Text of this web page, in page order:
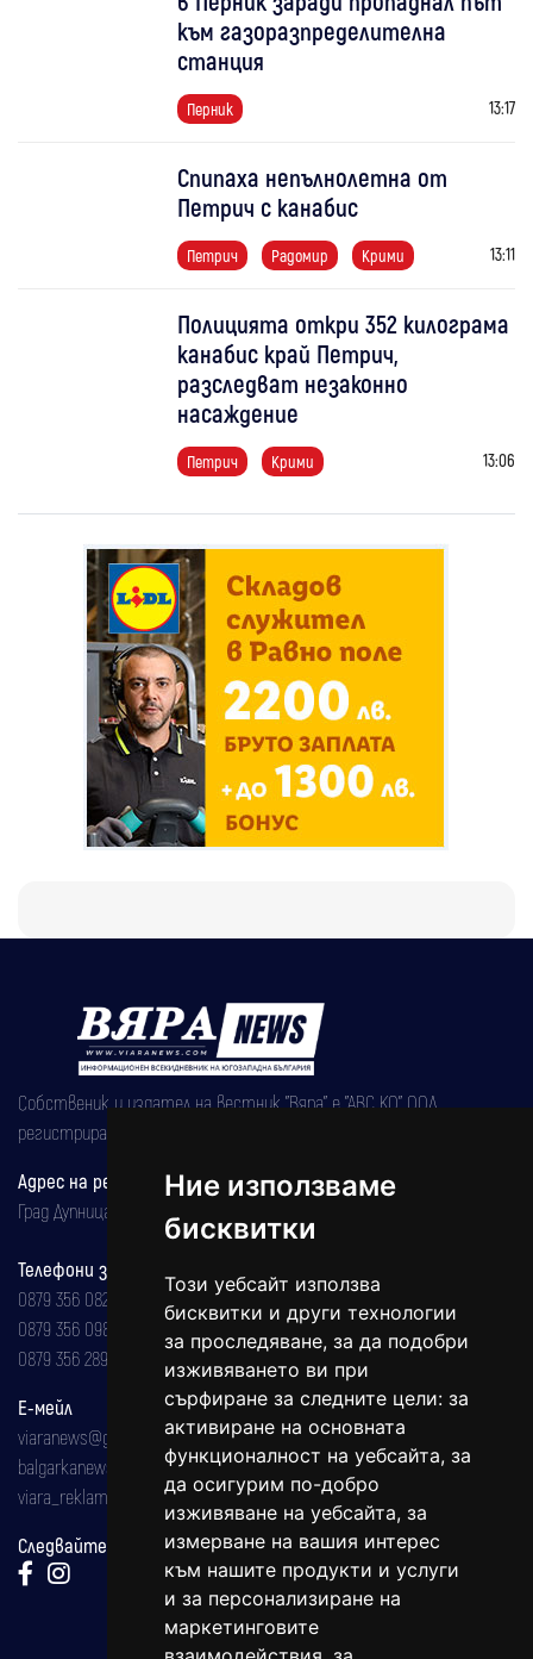
Ние използваме
бисквитки
Този уебсайт използва
бисквитки и други технологии
за проследяване, за да подобри
изживяването ви при
сърфиране за следните цели: за
активиране на основната
функционалност на уебсайта, за
да осигурим по-добро
изживяване на уебсайта, за
измерване на вашия интерес
към нашите продукти и услуги
и за персонализиране на
маркетинговите
към газоразпределителна
станция
Перник 13:17
Спипаха непълнолетна от
Петрич с канабис
Петрич Радомир Крими 13:11
Полицията откри 352 килограма
канабис край Петрич,
разследват незаконно
насаждение
Петрич Крими 13:06
Собственик и издател на вестник "Вяра" е "АВС КО" ООД,
регистрирана на 08.05.2002 година.
Адрес на редакцията
Град Дупница, ул.''Христо Ботев" 43
Телефони за реклама и абонаменти
0879 356 082
0879 356 098
0879 356 289
Е-мейл
viaranews@gmail.com
balgarkanews@gmail.com
viara_reklama@mail.bg
Следвайте ни: